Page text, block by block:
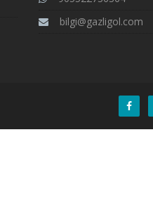
bilgi@gazligol.com